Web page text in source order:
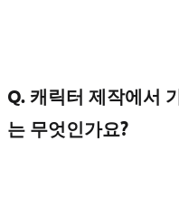
Q. 캐릭터 제작에서
는 무엇인가요?